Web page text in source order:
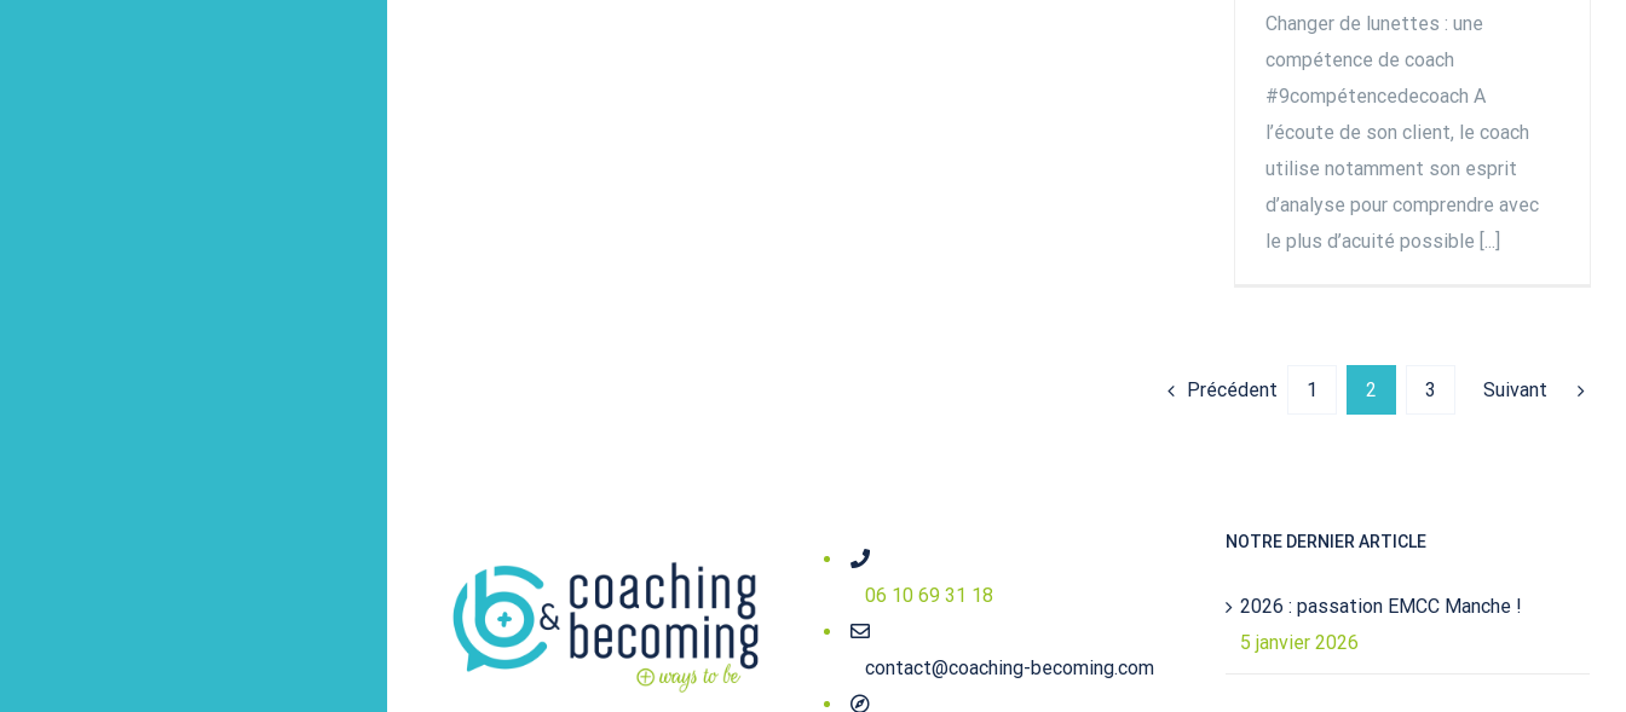
Changer de lunettes : une
compétence de coach
#9compétencedecoach A
l’écoute de son client, le coach
utilise notamment son esprit
d’analyse pour comprendre avec
le plus d’acuité possible [...]
Précédent 1 2 3 Suivant
06 10 69 31 18
contact@coaching-becoming.com
NOTRE DERNIER ARTICLE
2026 : passation EMCC Manche !
5 janvier 2026